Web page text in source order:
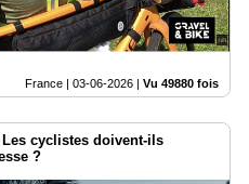
France | 03-06-2026 | Vu 49880 fois
cyclistes doivent-ils
?